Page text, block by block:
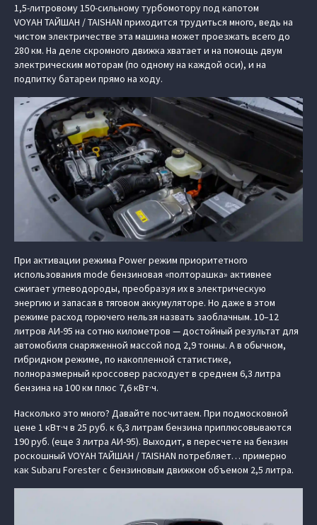
1,5-литровому 150-сильному турбомотору под капотом
VOYAH ТАЙШАН / TAISHAN приходится трудиться много, ведь на
чистом электричестве эта машина может проезжать всего до
280 км. На деле скромного движка хватает и на помощь двум
электрическим моторам (по одному на каждой оси), и на
подпитку батареи прямо на ходу.
При активации режима Power режим приоритетного
использования mode бензиновая «полторашка» активнее
сжигает углеводороды, преобразуя их в электрическую
энергию и запасая в тяговом аккумуляторе. Но даже в этом
режиме расход горючего нельзя назвать заоблачным. 10–12
литров АИ-95 на сотню километров — достойный результат для
автомобиля снаряженной массой под 2,9 тонны. А в обычном,
гибридном режиме, по накопленной статистике,
полноразмерный кроссовер расходует в среднем 6,3 литра
бензина на 100 км плюс 7,6 кВт·ч.
Насколько это много? Давайте посчитаем. При подмосковной
цене 1 кВт·ч в 25 руб. к 6,3 литрам бензина приплюсовываются
190 руб. (еще 3 литра АИ-95). Выходит, в пересчете на бензин
роскошный VOYAH ТАЙШАН / TAISHAN потребляет… примерно
как Subaru Forester с бензиновым движком объемом 2,5 литра.